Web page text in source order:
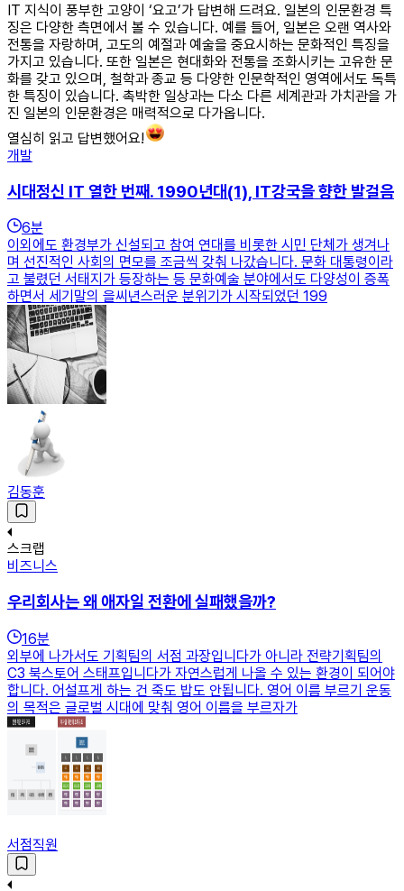
IT 지식이 풍부한 고양이 ‘요고’가 답변해 드려요. 일본의 인문환경 특
징은 다양한 측면에서 볼 수 있습니다. 예를 들어, 일본은 오랜 역사와
전통을 자랑하며, 고도의 예절과 예술을 중요시하는 문화적인 특징을
가지고 있습니다. 또한 일본은 현대화와 전통을 조화시키는 고유한 문
화를 갖고 있으며, 철학과 종교 등 다양한 인문학적인 영역에서도 독특
한 특징이 있습니다. 촉박한 일상과는 다소 다른 세계관과 가치관을 가
진 일본의 인문환경은 매력적으로 다가옵니다.
열심히 읽고 답변했어요!
개발
시대정신 IT 열한 번째. 1990년대(1), IT강국을 향한 발걸음
6분
이외에도 환경부가 신설되고 참여 연대를 비롯한 시민 단체가 생겨나
며 선진적인 사회의 면모를 조금씩 갖춰 나갔습니다. 문화 대통령이라
고 불렸던 서태지가 등장하는 등 문화예술 분야에서도 다양성이 증폭
하면서 세기말의 을씨년스러운 분위기가 시작되었던 199
김동훈
스크랩
비즈니스
우리회사는 왜 애자일 전환에 실패했을까?
16분
외부에 나가서도 기획팀의 서점 과장입니다가 아니라 전략기획팀의
C3 북스토어 스태프입니다가 자연스럽게 나올 수 있는 환경이 되어야
합니다. 어설프게 하는 건 죽도 밥도 안됩니다. 영어 이름 부르기 운동
의 목적은 글로벌 시대에 맞춰 영어 이름을 부르자가
서점직원